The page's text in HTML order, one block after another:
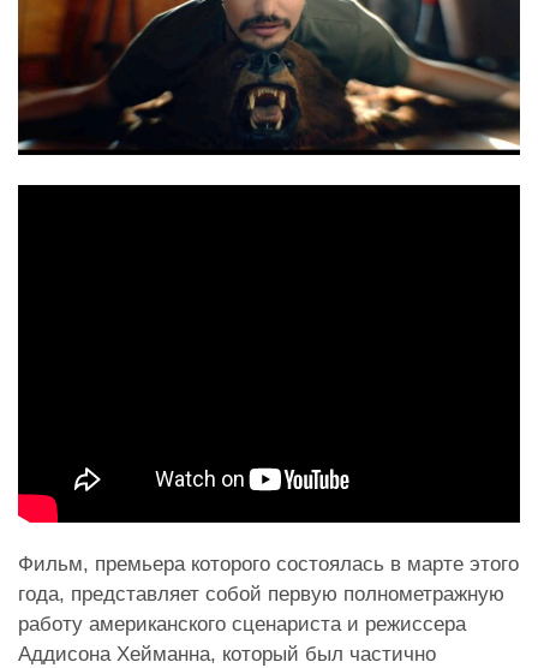
Фильм, премьера которого состоялась в марте этого
года, представляет собой первую полнометражную
работу американского сценариста и режиссера
Аддисона Хейманна, который был частично